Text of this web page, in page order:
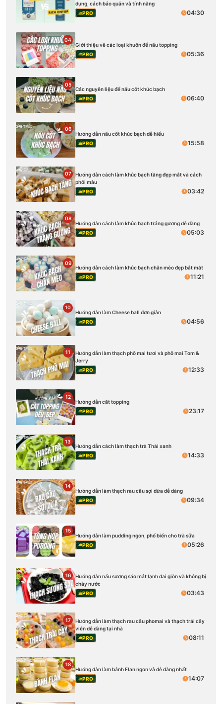
dụng, cách bảo quản và tính năng
PRO
04:30
04
Giới thiệu về các loại khuôn để nấu topping
PRO
05:36
05
Các nguyên liệu để nấu cốt khúc bạch
PRO
06:40
06
Hướng dẫn nấu cốt khúc bạch dễ hiểu
PRO
15:58
07
Hướng dẫn cách làm khúc bạch tầng đẹp mắt và cách
phối màu
PRO
03:42
08
Hướng dẫn cách làm khúc bạch tráng gương dễ dàng
PRO
05:03
09
Hướng dẫn cách làm khúc bạch chân mèo đẹp bắt mắt
PRO
11:21
10
Hướng dẫn làm Cheese ball đơn giản
PRO
04:56
11
Hướng dẫn làm thạch phô mai tươi và phô mai Tom &
Jerry
PRO
12:33
12
Hướng dẫn cắt topping
PRO
23:17
13
Hướng dẫn cách làm thạch trà Thái xanh
PRO
14:33
14
Hướng dẫn làm thạch rau câu sợi dừa dễ dàng
PRO
09:34
15
Hướng dẫn làm pudding ngon, phổ biến cho trà sữa
PRO
05:26
16
Hướng dẫn nấu sương sáo mát lạnh dai giòn và không bị
chảy nước
PRO
03:43
17
Hướng dẫn làm thạch rau câu phomai và thạch trái cây
viên dễ dàng tại nhà
PRO
08:11
18
Hướng dẫn làm bánh Flan ngon và dễ dàng nhất
PRO
14:07